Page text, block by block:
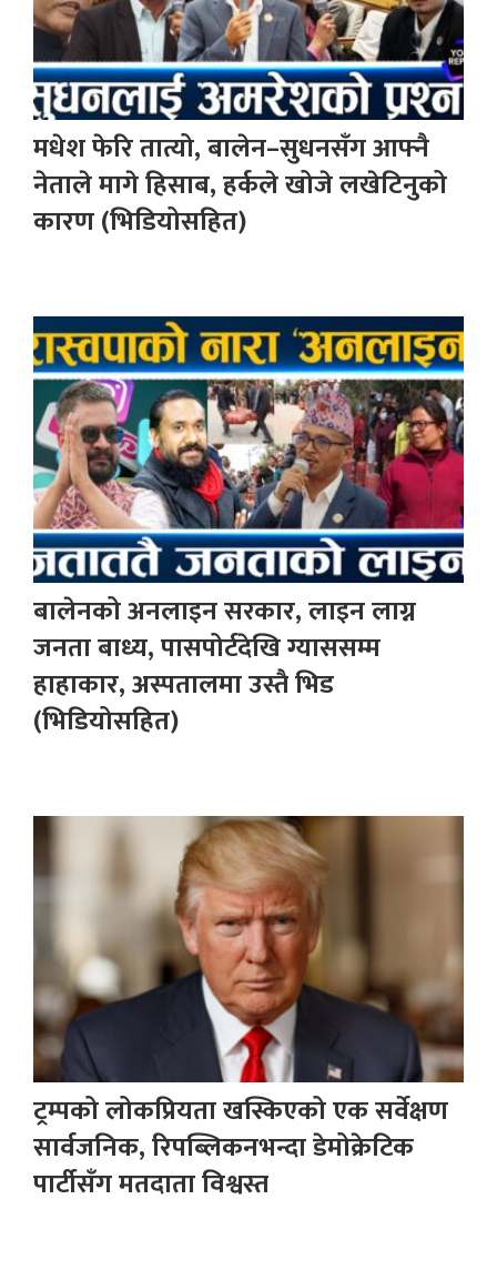
मधेश फेरि तात्यो, बालेन–सुधनसँग आफ्नै
नेताले मागे हिसाब, हर्कले खोजे लखेटिनुको
कारण (भिडियोसहित)
बालेनको अनलाइन सरकार, लाइन लाग्न
जनता बाध्य, पासपोर्टदेखि ग्याससम्म
हाहाकार, अस्पतालमा उस्तै भिड
(भिडियोसहित)
ट्रम्पको लोकप्रियता खस्किएको एक सर्वेक्षण
सार्वजनिक, रिपब्लिकनभन्दा डेमोक्रेटिक
पार्टीसँग मतदाता विश्वस्त